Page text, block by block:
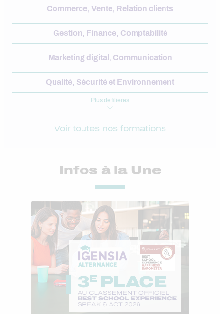
Commerce, Vente, Relation clients
Gestion, Finance, Comptabilité
Marketing digital, Communication
Qualité, Sécurité et Environnement
Plusde filières
Voir toutes nos formations
Infos à la Une